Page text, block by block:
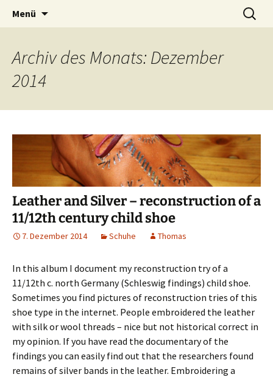
Zeitbotenblog
Das weblog der Zeitboten
Menü
Suchen
nach:
Archiv des Monats: Dezember
2014
Leather and Silver – reconstruction of a
11/12th century child shoe
7. Dezember 2014 Schuhe Thomas
In this album I document my reconstruction try of a
11/12th c. north Germany (Schleswig findings) child shoe.
Sometimes you find pictures of reconstruction tries of this
shoe type in the internet. People embroidered the leather
with silk or wool threads – nice but not historical correct in
my opinion. If you have read the documentary of the
findings you can easily find out that the researchers found
remains of silver bands in the leather. Embroidering a